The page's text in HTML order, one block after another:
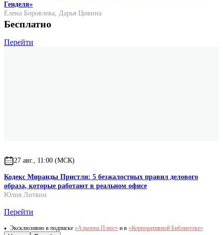
Генделя»
Елена Боровлева, Дарья Цивина
Бесплатно
Перейти
27 авг., 11:00 (МСК)
Кодекс Миранды Пристли: 5 безжалостных правил делового
образа, которые работают в реальном офисе
Юлия Литвин
Перейти
Эксклюзивно в подписке «Альпина.Плюс» и в «Корпоративной Библиотеке»